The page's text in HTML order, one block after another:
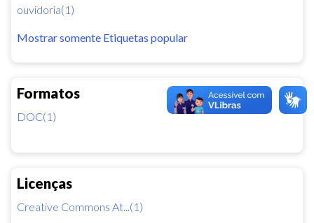
ouvidoria(1)
Mostrar somente Etiquetas popular
Formatos
DOC(1)
Licenças
Creative Commons At...(1)